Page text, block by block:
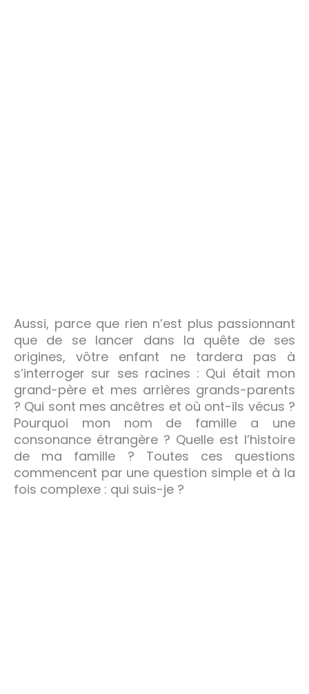
Aussi, parce que rien n’est plus passionnant
que de se lancer dans la quête de ses
origines, vôtre enfant ne tardera pas à
s’interroger sur ses racines : Qui était mon
grand-père et mes arrières grands-parents
? Qui sont mes ancêtres et où ont-ils vécus ?
Pourquoi mon nom de famille a une
consonance étrangère ? Quelle est l’histoire
de ma famille ? Toutes ces questions
commencent par une question simple et à la
fois complexe : qui suis-je ?